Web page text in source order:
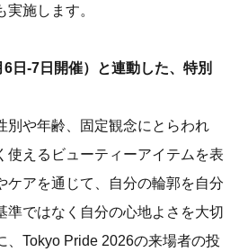
施します。
日-7日開催）と連動した、特別
別や年齢、固定観念にとらわれ
使えるビューティーアイテムを表
ケアを通じて、自分の輪郭を自分
準ではなく自分の心地よさを大切
、Tokyo Pride 2026の来場者の投